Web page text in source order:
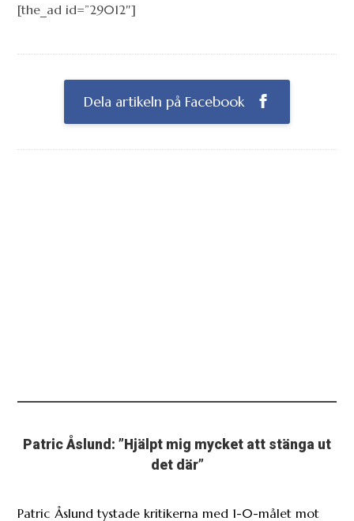
[the_ad id=”29012″]
Dela artikeln på Facebook
Patric Åslund: ”Hjälpt mig mycket att stänga ut
det där”
Patric Åslund tystade kritikerna med 1-0-målet mot